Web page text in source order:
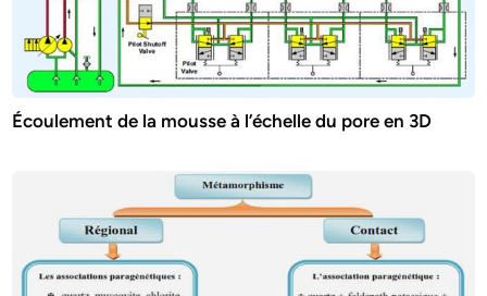
Écoulement de la mousse à l’échelle du pore en 3D